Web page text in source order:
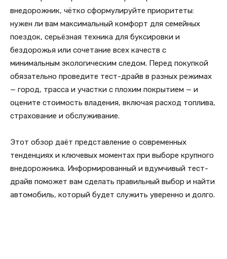
внедорожник, чётко сформулируйте приоритеты:
нужен ли вам максимальный комфорт для семейных
поездок, серьёзная техника для буксировки и
бездорожья или сочетание всех качеств с
минимальным экологическим следом. Перед покупкой
обязательно проведите тест-драйв в разных режимах
— город, трасса и участки с плохим покрытием — и
оцените стоимость владения, включая расход топлива,
страхование и обслуживание.
Этот обзор даёт представление о современных
тенденциях и ключевых моментах при выборе крупного
внедорожника. Информированный и вдумчивый тест-
драйв поможет вам сделать правильный выбор и найти
автомобиль, который будет служить уверенно и долго.